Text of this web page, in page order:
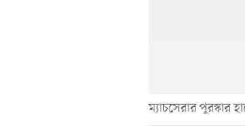
ম্যাচসেরার পুরস্কার